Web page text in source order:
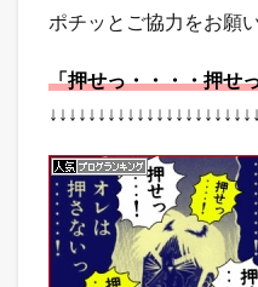
ポチッとご協力をお願
「押せっ・・・・押せ